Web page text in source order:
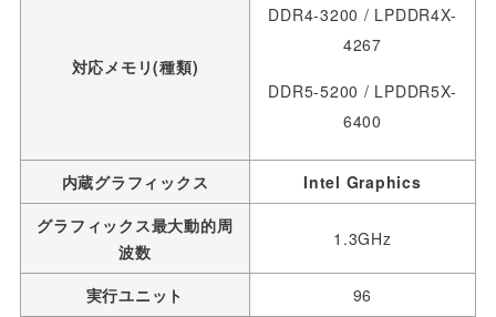
対応メモリ(種類)
DDR4-3200 / LPDDR4X-
4267
DDR5-5200 / LPDDR5X-
6400
内蔵グラフィックス
Intel Graphics
グラフィックス最大動的周
波数
1.3GHz
実行ユニット 96